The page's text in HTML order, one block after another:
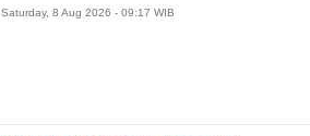
Saturday, 8 Aug 2026 - 09:17 WIB